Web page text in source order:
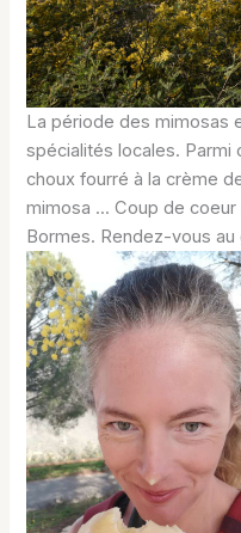
La période des mimosas
spécialités locales. Parmi
choux fourré à la crème
mimosa ... Coup de
Bormes. Rendez-vous